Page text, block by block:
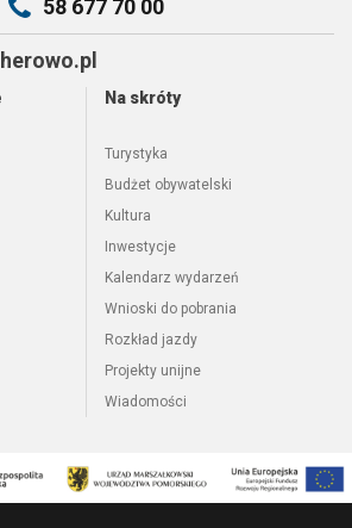
58 677 70 00
Na skróty
Turystyka
Budżet obywatelski
Kultura
Inwestycje
Kalendarz wydarzeń
Wnioski do pobrania
Rozkład jazdy
Projekty unijne
Wiadomości